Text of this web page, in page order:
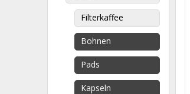
Filterkaffee
Bohnen
Pads
Kapseln